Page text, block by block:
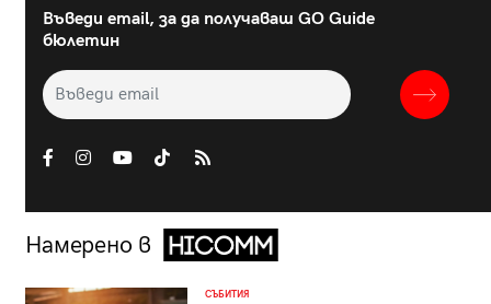
Въведи email, за да получаваш GO Guide
бюлетин
Намерено в
СЪБИТИЯ